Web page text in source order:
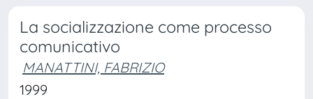
La socializzazione come processo
comunicativo
MANATTINI, FABRIZIO
1999